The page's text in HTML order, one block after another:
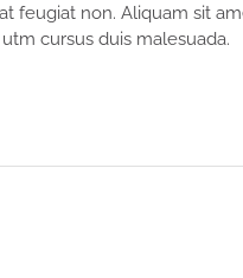
feugiat non. Aliquam sit
cursus duis malesuada.